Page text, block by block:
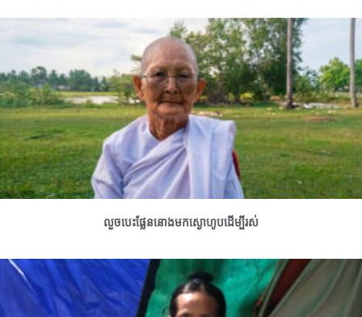
លួចបេះផ្លែននោងមកស្ងោហូបដើម្បីរស់